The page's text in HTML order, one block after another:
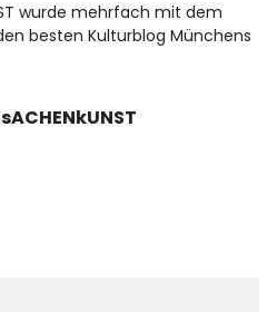
wurde mehrfach mit dem
besten Kulturblog Münchens